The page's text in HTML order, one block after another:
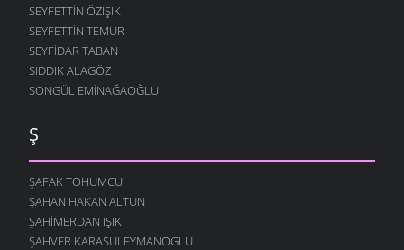
SEYFETTIN ÖZIŞIK
SEYFETTIN TEMUR
SEYFIDAR TABAN
SIDDIK ALAGÖZ
SONGÜL EMINAĞAOĞLU
Ş
ŞAFAK TOHUMCU
ŞAHAN HAKAN ALTUN
ŞAHIMERDAN IŞIK
ŞAHVER KARASULEYMANOGLU